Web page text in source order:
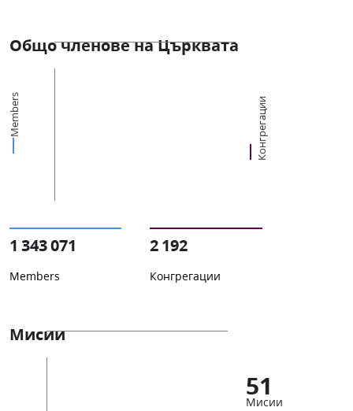
Общо членове на Църквата
Members Конгрегации
1 343 071
Members
2 192
Конгрегации
Мисии
51
Мисии